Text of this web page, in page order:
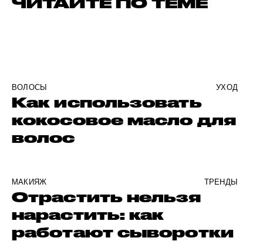
ВОЛОСЫ УХОД
Как использовать
кокосовое масло для
волос
МАКИЯЖ ТРЕНДЫ
Отрастить нельзя
нарастить: как
работают сыворотки